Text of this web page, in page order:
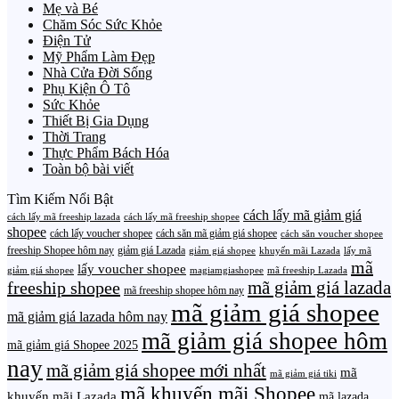
Mẹ và Bé
Chăm Sóc Sức Khỏe
Điện Tử
Mỹ Phẩm Làm Đẹp
Nhà Cửa Đời Sống
Phụ Kiện Ô Tô
Sức Khỏe
Thiết Bị Gia Dụng
Thời Trang
Thực Phẩm Bách Hóa
Toàn bộ bài viết
Tìm Kiếm Nổi Bật
cách lấy mã freeship lazada cách lấy mã freeship shopee cách lấy mã giảm giá
shopee cách lấy voucher shopee cách săn mã giảm giá shopee cách săn voucher shopee
freeship Shopee hôm nay giảm giá Lazada giảm giá shopee khuyến mãi Lazada lấy mã
giảm giá shopee lấy voucher shopee magiamgiashopee mã freeship Lazada mã
freeship shopee mã freeship shopee hôm nay mã giảm giá lazada
mã giảm giá lazada hôm nay mã giảm giá shopee
mã giảm giá Shopee 2025 mã giảm giá shopee hôm
naymã giảm giá shopee mới nhất mã giảm giá tiki mã
mã khuyến mãi Shopee